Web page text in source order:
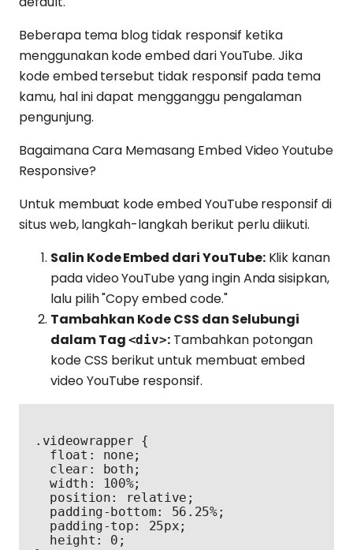
Beberapa tema blog tidak responsif ketika
menggunakan kode embed dari YouTube. Jika
kode embed tersebut tidak responsif pada tema
kamu, hal ini dapat mengganggu pengalaman
pengunjung.
Bagaimana Cara Memasang Embed Video Youtube
Responsive?
Untuk membuat kode embed YouTube responsif di
situs web, langkah-langkah berikut perlu diikuti.
Salin Kode Embed dari YouTube:Klik kanan
pada video YouTube yang ingin Anda sisipkan,
lalu pilih "Copy embed code."
Tambahkan Kode CSS dan Selubungi
dalam Tag <div>: Tambahkan potongan
kode CSS berikut untuk membuat embed
video YouTube responsif.
.videowrapper {
  width: 100%;